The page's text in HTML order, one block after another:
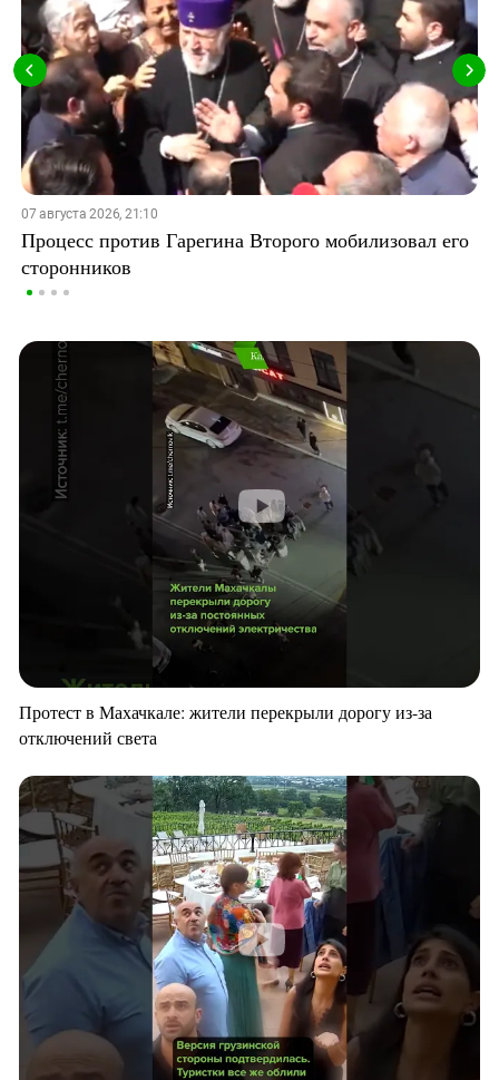
07 августа 2026, 21:10
Процесс против Гарегина Второго мобилизовал его
сторонников
Протест в Махачкале: жители перекрыли дорогу из-за
отключений света